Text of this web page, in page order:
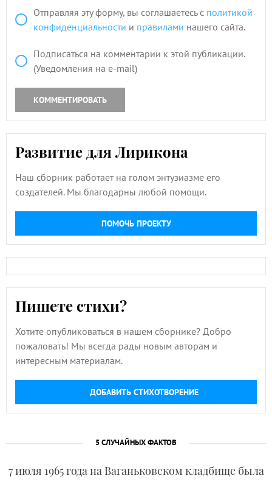
Отправляя эту форму, вы соглашаетесь с политикой
конфиденциальности и правилами нашего сайта.
Подписаться на комментарии к этой публикации.
(Уведомления на e-mail)
КОММЕНТИРОВАТЬ
Развитие для Лирикона
Наш сборник работает на голом энтузиазме его
создателей. Мы благодарны любой помощи.
ПОМОЧЬ ПРОЕКТУ
Пишете стихи?
Хотите опубликоваться в нашем сборнике? Добро
пожаловать! Мы всегда рады новым авторам и
интересным материалам.
ДОБАВИТЬ СТИХОТВОРЕНИЕ
5 СЛУЧАЙНЫХ ФАКТОВ
7 июля 1965 года на Ваганьковском кладбище была